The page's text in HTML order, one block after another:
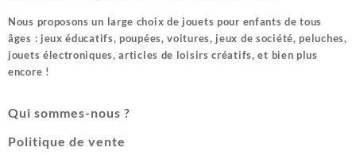
Nous proposons un large choix de jouets pour enfants de tous
âges : jeux éducatifs, poupées, voitures, jeux de société, peluches,
jouets électroniques, articles de loisirs créatifs, et bien plus
encore !
Qui sommes-nous ?
Politique de vente